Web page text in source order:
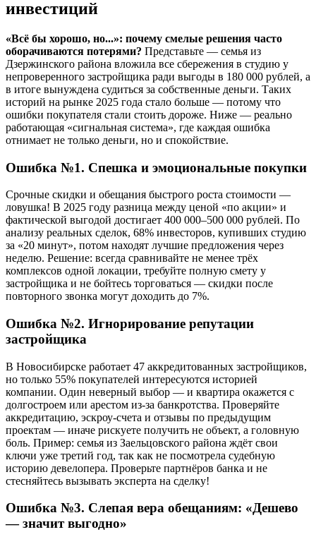
инвестиций
«Всё бы хорошо, но...»: почему смелые решения часто
оборачиваются потерями? Представьте — семья из
Дзержинского района вложила все сбережения в студию у
непроверенного застройщика ради выгоды в 180 000 рублей, а
в итоге вынуждена судиться за собственные деньги. Таких
историй на рынке 2025 года стало больше — потому что
ошибки покупателя стали стоить дороже. Ниже — реально
работающая «сигнальная система», где каждая ошибка
отнимает не только деньги, но и спокойствие.
Ошибка №1. Спешка и эмоциональные покупки
Срочные скидки и обещания быстрого роста стоимости —
ловушка! В 2025 году разница между ценой «по акции» и
фактической выгодой достигает 400 000–500 000 рублей. По
анализу реальных сделок, 68% инвесторов, купивших студию
за «20 минут», потом находят лучшие предложения через
неделю. Решение: всегда сравнивайте не менее трёх
комплексов одной локации, требуйте полную смету у
застройщика и не бойтесь торговаться — скидки после
повторного звонка могут доходить до 7%.
Ошибка №2. Игнорирование репутации
застройщика
В Новосибирске работает 47 аккредитованных застройщиков,
но только 55% покупателей интересуются историей
компании. Один неверный выбор — и квартира окажется с
долгостроем или арестом из-за банкротства. Проверяйте
аккредитацию, эскроу-счета и отзывы по предыдущим
проектам — иначе рискуете получить не объект, а головную
боль. Пример: семья из Заельцовского района ждёт свои
ключи уже третий год, так как не посмотрела судебную
историю девелопера. Проверьте партнёров банка и не
стесняйтесь вызывать эксперта на сделку!
Ошибка №3. Слепая вера обещаниям: «Дешево
— значит выгодно»